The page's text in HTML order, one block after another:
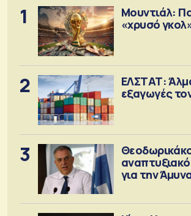
1
Μουντιάλ:
«χρυσό
2
ΕΛΣΤΑΤ:
εξαγωγές
3
για την